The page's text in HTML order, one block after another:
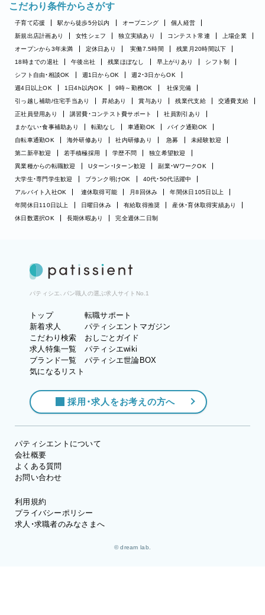
こだわり条件からさがす
子育て応援 駅から徒歩5分以内 オープニング
個人経営
新規出店計画あり
女性シェフ 独立実績あり コンテスト常連
上場企業
オープンから3年未満
定休日あり 実働7.5時間
残業月20時間以下
18時までの退社
午後出社 残業ほぼなし 早上がりあり
シフト制
シフト自由・相談OK
週1日からOK
週2・3日からOK
週4日以上OK
1日4h以内OK 9時～勤務OK
社保完備
引っ越し補助/住宅手当あり
昇給あり 賞与あり 残業代支給
交通費支給
正社員登用あり
講習費・コンテスト費サポート
社員割引あり
まかない・食事補助あり
転勤なし 車通勤OK
バイク通勤OK
自転車通勤OK
海外研修あり 社内研修あり 急募
未経験歓迎
第二新卒歓迎
若手積極採用 学歴不問
独立希望歓迎
異業種からの転職歓迎
Uターン・Iターン歓迎
副業・WワークOK
大学生・専門学生歓迎
ブランク明けOK
40代・50代活躍中
アルバイト入社OK
連休取得可能 月8回休み
年間休日105日以上
年間休日110日以上
日曜日休み 有給取得推奨
産休・育休取得実績あり
休日数選択OK
長期休暇あり 完全週休二日制
パティシエ、パン職人の選ぶ求人サイトNo.1
トップ
新着求人
こだわり検索
求人特集一覧
ブランド一覧
気になるリスト
転職サポート
パティシエントマガジン
おしごとガイド
パティシエwiki
パティシエ世論BOX
採用・求人をお考えの方へ
パティシエントについて
会社概要
よくある質問
お問い合わせ
利用規約
プライバシーポリシー
求人・求職者のみなさまへ
© dream lab.